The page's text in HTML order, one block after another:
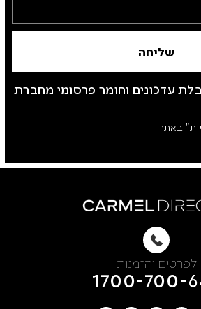
עדכונים וחומר פרסומי מחברת
באתר
שליחה
לפרטים והזמנות
1700-700-